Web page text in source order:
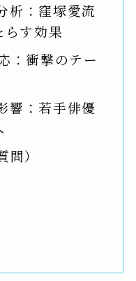
析：窪塚愛流
らす効果
：衝撃のテー
響：若手俳優
）